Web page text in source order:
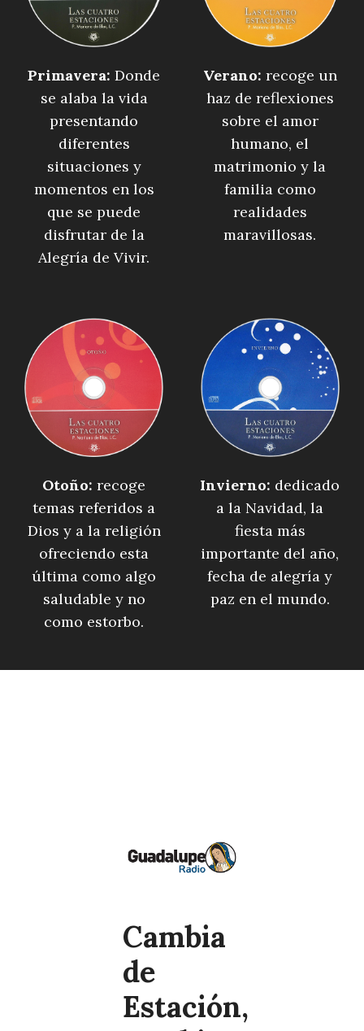
Primavera: Donde
se alaba la vida
presentando
diferentes
situaciones y
momentos en los
que se puede
disfrutar de la
Alegría de Vivir.
Verano: recoge un
haz de reflexiones
sobre el amor
humano, el
matrimonio y la
familia como
realidades
maravillosas.
Otoño: recoge
temas referidos a
Dios y a la religión
ofreciendo esta
última como algo
saludable y no
como estorbo.
Invierno: dedicado
a la Navidad, la
fiesta más
importante del año,
fecha de alegría y
paz en el mundo.
Cambia
de
Estación,